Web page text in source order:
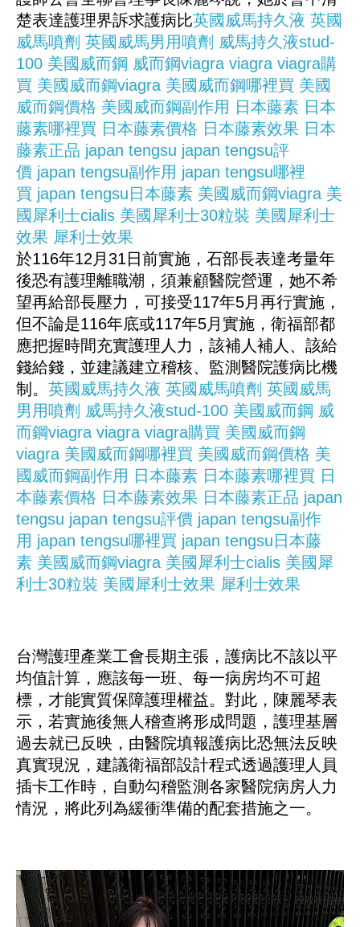
楚表達護理界訴求護病比英國威馬持久液 英國
威馬噴劑 英國威馬男用噴劑 威馬持久液stud-
100 美國威而鋼 威而鋼viagra viagra viagra購
買 美國威而鋼viagra 美國威而鋼哪裡買 美國
威而鋼價格 美國威而鋼副作用 日本藤素 日本
藤素哪裡買 日本藤素價格 日本藤素效果 日本
藤素正品 japan tengsu japan tengsu評
價 japan tengsu副作用 japan tengsu哪裡
買 japan tengsu日本藤素 美國威而鋼viagra 美
國犀利士cialis 美國犀利士30粒裝 美國犀利士
效果 犀利士效果
於116年12月31日前實施，石部長表達考量年
後恐有護理離職潮，須兼顧醫院營運，她不希
望再給部長壓力，可接受117年5月再行實施，
但不論是116年底或117年5月實施，衛福部都
應把握時間充實護理人力，該補人補人、該給
錢給錢，並建議建立稽核、監測醫院護病比機
制。 英國威馬持久液 英國威馬噴劑 英國威馬
男用噴劑 威馬持久液stud-100 美國威而鋼 威
而鋼viagra viagra viagra購買 美國威而鋼
viagra 美國威而鋼哪裡買 美國威而鋼價格 美
國威而鋼副作用 日本藤素 日本藤素哪裡買 日
本藤素價格 日本藤素效果 日本藤素正品 japan
tengsu japan tengsu評價 japan tengsu副作
用 japan tengsu哪裡買 japan tengsu日本藤
素 美國威而鋼viagra 美國犀利士cialis 美國犀
利士30粒裝 美國犀利士效果 犀利士效果
台灣護理產業工會長期主張，護病比不該以平
均值計算，應該每一班、每一病房均不可超
標，才能實質保障護理權益。對此，陳麗琴表
示，若實施後無人稽查將形成問題，護理基層
過去就已反映，由醫院填報護病比恐無法反映
真實現況，建議衛福部設計程式透過護理人員
插卡工作時，自動勾稽監測各家醫院病房人力
情況，將此列為緩衝準備的配套措施之一。